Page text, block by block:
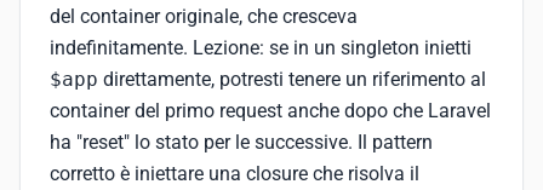
del container originale, che cresceva
indefinitamente. Lezione: se in un singleton inietti
$app direttamente, potresti tenere un riferimento al
container del primo request anche dopo che Laravel
ha "reset" lo stato per le successive. Il pattern
corretto è iniettare una closure che risolva il